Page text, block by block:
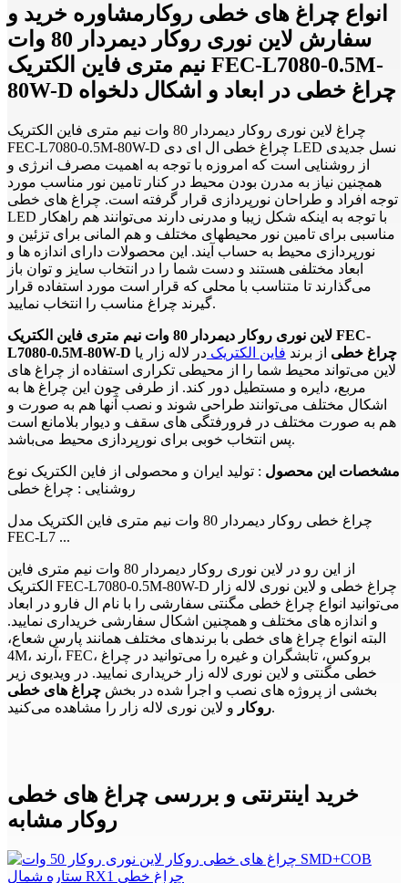
انواع چراغ های خطی روکارمشاوره خرید و
سفارش لاین نوری روکار دیمردار 80 وات
نیم متری فاین الکتریک FEC-L7080-0.5M-
80W-D چراغ خطی در ابعاد و اشکال دلخواه
چراغ لاین نوری روکار دیمردار 80 وات نیم متری فاین الکتریک
FEC-L7080-0.5M-80W-D چراغ خطی ال ای دی LED نسل جدیدی
از روشنایی است که امروزه با توجه به اهمیت مصرف انرژی و
همچنین نیاز به مدرن بودن محیط در کنار تامین نور مناسب مورد
توجه افراد و طراحان نورپردازی قرار گرفته است. چراغ های خطی
LED با توجه به اینکه شکل زیبا و مدرنی دارند می‌توانند هم راهکار
مناسبی برای تامین نور محیطهای مختلف و هم المانی برای تزئین و
نورپردازی محیط به حساب آیند. این محصولات دارای اندازه ها و
ابعاد مختلفی هستند و دست شما را در انتخاب سایز و توان باز
می‌گذارند تا متناسب با محلی که قرار است مورد استفاده قرار
گیرند چراغ مناسب را انتخاب نمایید.
لاین نوری روکار دیمردار 80 وات نیم متری فاین الکتریک FEC-
L7080-0.5M-80W-D چراغ خطی از برند فاین الکتریک در لاله زار یا
لاین می‌تواند محیط شما را از محیطی تکراری استفاده از چراغ های
مربع، دایره و مستطیل دور کند. از طرفی چون این چراغ ها به
اشکال مختلف می‌توانند طراحی شوند و نصب آنها هم به صورت و
هم به صورت مختلف در فرورفتگی های سقف و دیوار بلامانع است
پس انتخاب خوبی برای نورپردازی محیط می‌باشد.
مشخصات این محصول : تولید ایران و محصولی از فاین الکتریک نوع
روشنایی : چراغ خطی
چراغ خطی روکار دیمردار 80 وات نیم متری فاین الکتریک مدل
FEC-L7 ...
از این رو در لاین نوری روکار دیمردار 80 وات نیم متری فاین
الکتریک FEC-L7080-0.5M-80W-D چراغ خطی و لاین نوری لاله زار
می‌توانید انواع چراغ خطی مگنتی سفارشی را با نام ال فارو در ابعاد
و اندازه های مختلف و همچنین اشکال سفارشی خریداری نمایید.
البته انواع چراغ های خطی با برندهای مختلف همانند پارس شعاع،
4M، آرند، FEC، بروکس، تابشگران و غیره را می‌توانید در چراغ
خطی مگنتی و لاین نوری لاله زار خریداری نمایید. در ویدیوی زیر
بخشی از پروژه های نصب و اجرا شده در بخش چراغ های خطی
روکارو لاین نوری لاله زار را مشاهده می‌کنید.
خرید اینترنتی و بررسی چراغ های خطی
روکار مشابه